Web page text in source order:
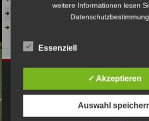
weitere Informationen lesen
Essenziell
✓ Akzeptieren
Auswahl